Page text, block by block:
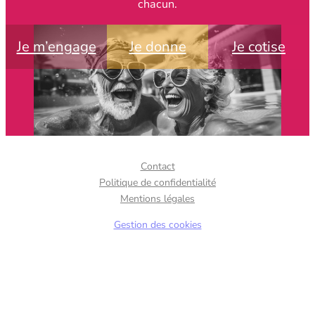
chacun.
Je m’engage Je donne Je cotise
Contact
Politique de confidentialité
Mentions légales
Gestion des cookies